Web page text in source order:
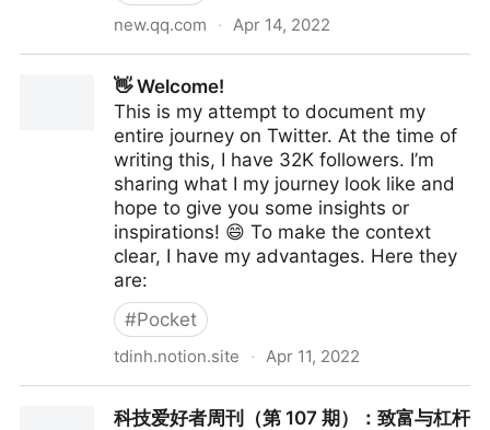
new.qq.com · Apr 14, 2022
👋 Welcome!
This is my attempt to document my
entire journey on Twitter. At the time of
writing this, I have 32K followers. I’m
sharing what I my journey look like and
hope to give you some insights or
inspirations! 😄 To make the context
clear, I have my advantages. Here they
are:
#Pocket
tdinh.notion.site · Apr 11, 2022
科技爱好者周刊（第 107 期）：致富与杠杆